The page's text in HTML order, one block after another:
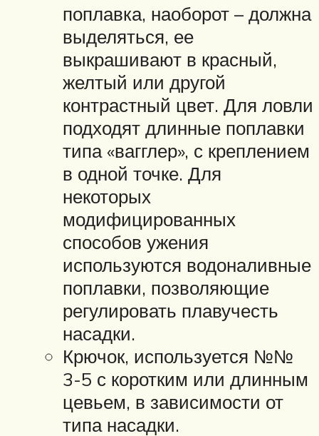
поплавка, наоборот – должна
выделяться, ее
выкрашивают в красный,
желтый или другой
контрастный цвет. Для ловли
подходят длинные поплавки
типа «вагглер», с креплением
в одной точке. Для
некоторых
модифицированных
способов ужения
используются водоналивные
поплавки, позволяющие
регулировать плавучесть
насадки.
Крючок, используется №№
3-5 с коротким или длинным
цевьем, в зависимости от
типа насадки.